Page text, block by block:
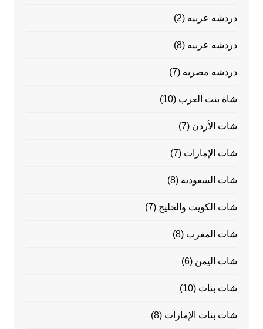
دردشه عربيه (2)
دردشه عربيه (8)
دردشه مصريه (7)
شاة بنت العرب (10)
شات الأردن (7)
شات الإمارات (7)
شات السعودية (8)
شات الكويت والخليج (7)
شات المغرب (8)
شات اليمن (6)
شات بنات (10)
شات بنات الإمارات (8)